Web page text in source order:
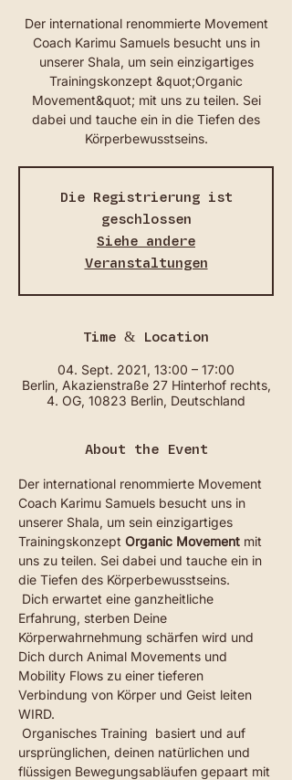
Der international renommierte Movement
Coach Karimu Samuels besucht uns in
unserer Shala, um sein einzigartiges
Trainingskonzept &quot;Organic
Movement&quot; mit uns zu teilen. Sei
dabei und tauche ein in die Tiefen des
Körperbewusstseins.
Die Registrierung ist
geschlossen
Siehe andere
Veranstaltungen
Time & Location
04. Sept. 2021, 13:00 – 17:00
Berlin, Akazienstraße 27 Hinterhof rechts,
4. OG, 10823 Berlin, Deutschland
About the Event
Der international renommierte Movement
Coach Karimu Samuels besucht uns in
unserer Shala, um sein einzigartiges
Trainingskonzept Organic Movement mit
uns zu teilen. Sei dabei und tauche ein in
die Tiefen des Körperbewusstseins.
Erfahrung, sterben Deine
Körperwahrnehmung schärfen wird und
Dich durch Animal Movements und
Mobility Flows zu einer tieferen
Verbindung von Körper und Geist leiten
WIRD.
ursprünglichen, deinen natürlichen und
flüssigen Bewegungsabläufen gepaart mit